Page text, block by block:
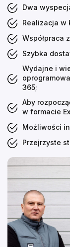
Dwa
Realizacja w
Współpraca
Szybka
Wydajne i
365;
Aby
w formacie
Możliwości
Przejrzyste